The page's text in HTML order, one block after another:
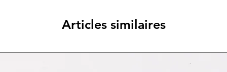
Articles similaires